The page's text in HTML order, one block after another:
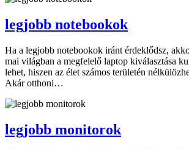
legjobb notebookok
Ha a legjobb notebookok iránt érdeklődsz,
mai világban a megfelelő laptop kiválasztása
lehet, hiszen az élet számos területén
Akár otthoni…
legjobb monitorok